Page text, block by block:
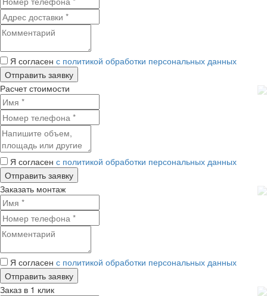
Я согласен с политикой обработки персональных данных
Расчет стоимости
Я согласен с политикой обработки персональных данных
Заказать монтаж
Я согласен с политикой обработки персональных данных
Заказ в 1 клик